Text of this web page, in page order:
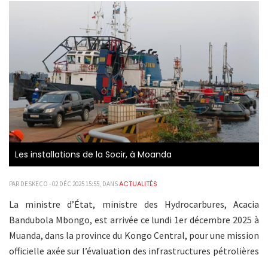
Les installations de la Socir, à Moanda
PAR DESKECO - 02 DÉC 2025 15:55, DANSACTUALITÉS
La ministre d’État, ministre des Hydrocarbures, Acacia
Bandubola Mbongo, est arrivée ce lundi 1er décembre 2025 à
Muanda, dans la province du Kongo Central, pour une mission
officielle axée sur l’évaluation des infrastructures pétrolières